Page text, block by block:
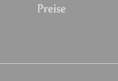
Preise